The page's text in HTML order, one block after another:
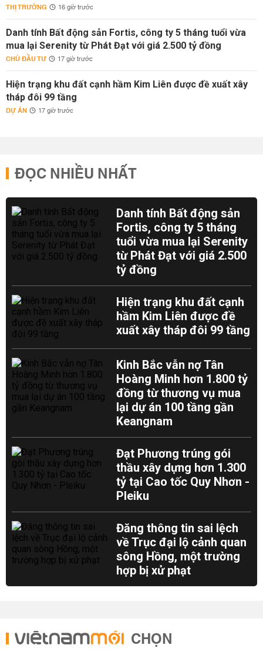
THỊ TRƯỜNG 16 giờ trước
Danh tính Bất động sản Fortis, công ty 5 tháng tuổi vừa
mua lại Serenity từ Phát Đạt với giá 2.500 tỷ đồng
CHỦ ĐẦU TƯ 17 giờ trước
Hiện trạng khu đất cạnh hầm Kim Liên được đề xuất xây
tháp đôi 99 tầng
DỰ ÁN 17 giờ trước
ĐỌC NHIỀU NHẤT
Danh tính Bất động sản
Fortis, công ty 5 tháng
tuổi vừa mua lại Serenity
từ Phát Đạt với giá 2.500
tỷ đồng
Hiện trạng khu đất cạnh
hầm Kim Liên được đề
xuất xây tháp đôi 99 tầng
Kinh Bắc vẫn nợ Tân
Hoàng Minh hơn 1.800 tỷ
đồng từ thương vụ mua
lại dự án 100 tầng gần
Keangnam
Đạt Phương trúng gói
thầu xây dựng hơn 1.300
tỷ tại Cao tốc Quy Nhơn -
Pleiku
Đăng thông tin sai lệch
về Trục đại lộ cảnh quan
sông Hồng, một trường
hợp bị xử phạt
CHỌN